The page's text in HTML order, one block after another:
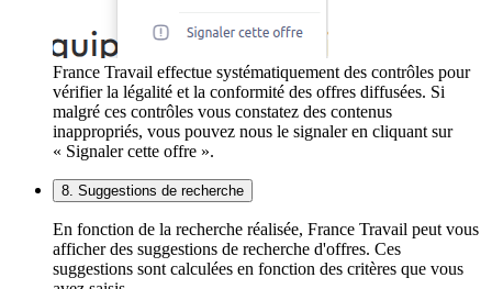
France Travail effectue systématiquement des contrôles pour
vérifier la légalité et la conformité des offres diffusées. Si
malgré ces contrôles vous constatez des contenus
inappropriés, vous pouvez nous le signaler en cliquant sur
« Signaler cette offre ».
8. Suggestions de recherche
En fonction de la recherche réalisée, France Travail peut vous
afficher des suggestions de recherche d'offres. Ces
suggestions sont calculées en fonction des critères que vous